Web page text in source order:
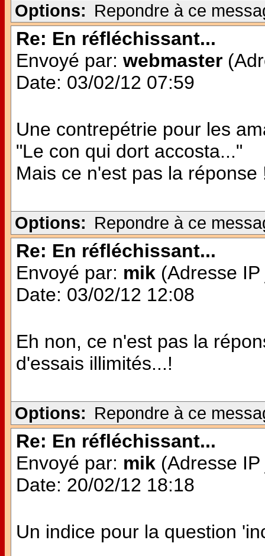
Options: Repondre à ce
Re: En réfléchissant...
Envoyé par: webmaster
Date: 03/02/12 07:59
Une contrepétrie pour les
"Le con qui dort accosta..."
Mais ce n'est pas la réponse
Options: Repondre à ce
Re: En réfléchissant...
Envoyé par: mik (Adresse
Date: 03/02/12 12:08
Eh non, ce n'est pas la
d'essais illimités...!
Options: Repondre à ce
Re: En réfléchissant...
Envoyé par: mik (Adresse
Date: 20/02/12 18:18
Un indice pour la question